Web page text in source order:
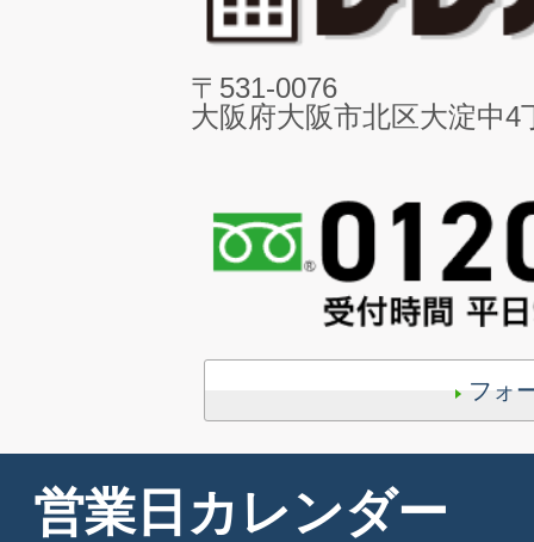
〒531-0076
大阪府大阪市北区大淀中4
フォ
営業日カレンダー